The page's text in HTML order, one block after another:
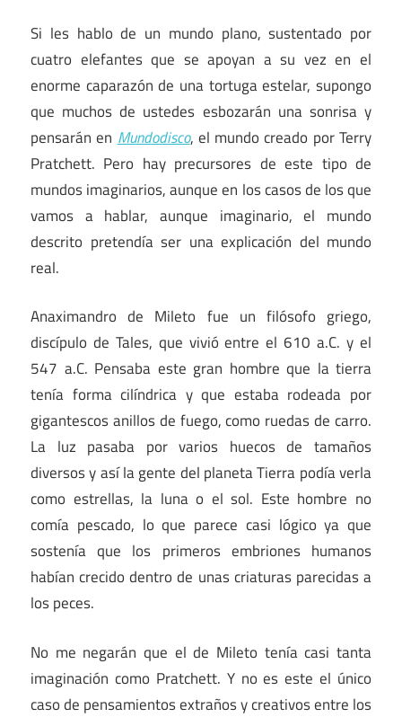
Si les hablo de un mundo plano, sustentado por
cuatro elefantes que se apoyan a su vez en el
enorme caparazón de una tortuga estelar, supongo
que muchos de ustedes esbozarán una sonrisa y
pensarán en Mundodisco, el mundo creado por Terry
Pratchett. Pero hay precursores de este tipo de
mundos imaginarios, aunque en los casos de los que
vamos a hablar, aunque imaginario, el mundo
descrito pretendía ser una explicación del mundo
real.
Anaximandro de Mileto fue un filósofo griego,
discípulo de Tales, que vivió entre el 610 a.C. y el
547 a.C. Pensaba este gran hombre que la tierra
tenía forma cilíndrica y que estaba rodeada por
gigantescos anillos de fuego, como ruedas de carro.
La luz pasaba por varios huecos de tamaños
diversos y así la gente del planeta Tierra podía verla
como estrellas, la luna o el sol. Este hombre no
comía pescado, lo que parece casi lógico ya que
sostenía que los primeros embriones humanos
habían crecido dentro de unas criaturas parecidas a
los peces.
No me negarán que el de Mileto tenía casi tanta
imaginación como Pratchett. Y no es este el único
caso de pensamientos extraños y creativos entre los